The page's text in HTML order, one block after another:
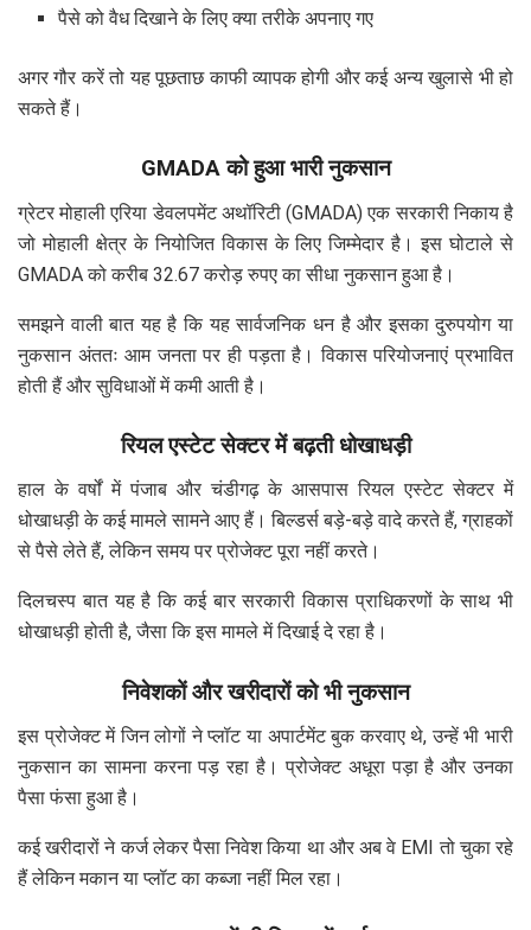
पैसे को वैध दिखाने के लिए क्या तरीके अपनाए गए
अगर गौर करें तो यह पूछताछ काफी व्यापक होगी और कई अन्य खुलासे भी हो
सकते हैं।
GMADA को हुआ भारी नुकसान
ग्रेटर मोहाली एरिया डेवलपमेंट अथॉरिटी (GMADA) एक सरकारी निकाय है
जो मोहाली क्षेत्र के नियोजित विकास के लिए जिम्मेदार है। इस घोटाले से
GMADA को करीब 32.67 करोड़ रुपए का सीधा नुकसान हुआ है।
समझने वाली बात यह है कि यह सार्वजनिक धन है और इसका दुरुपयोग या
नुकसान अंततः आम जनता पर ही पड़ता है। विकास परियोजनाएं प्रभावित
होती हैं और सुविधाओं में कमी आती है।
रियल एस्टेट सेक्टर में बढ़ती धोखाधड़ी
हाल के वर्षों में पंजाब और चंडीगढ़ के आसपास रियल एस्टेट सेक्टर में
धोखाधड़ी के कई मामले सामने आए हैं। बिल्डर्स बड़े-बड़े वादे करते हैं, ग्राहकों
से पैसे लेते हैं, लेकिन समय पर प्रोजेक्ट पूरा नहीं करते।
दिलचस्प बात यह है कि कई बार सरकारी विकास प्राधिकरणों के साथ भी
धोखाधड़ी होती है, जैसा कि इस मामले में दिखाई दे रहा है।
निवेशकों और खरीदारों को भी नुकसान
इस प्रोजेक्ट में जिन लोगों ने प्लॉट या अपार्टमेंट बुक करवाए थे, उन्हें भी भारी
नुकसान का सामना करना पड़ रहा है। प्रोजेक्ट अधूरा पड़ा है और उनका
पैसा फंसा हुआ है।
कई खरीदारों ने कर्ज लेकर पैसा निवेश किया था और अब वे EMI तो चुका रहे
हैं लेकिन मकान या प्लॉट का कब्जा नहीं मिल रहा।